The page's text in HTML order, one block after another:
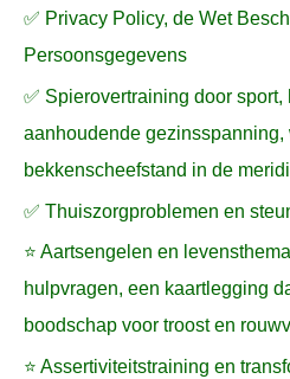
✅ Privacy Policy, de Wet
Persoonsgegevens
✅ Spierovertraining door sport,
aanhoudende gezinsspanning,
bekkenscheefstand in de
✅ Thuiszorgproblemen en
⭐ Aartsengelen en
hulpvragen, een kaartlegging
boodschap voor troost en
⭐ Assertiviteitstraining en